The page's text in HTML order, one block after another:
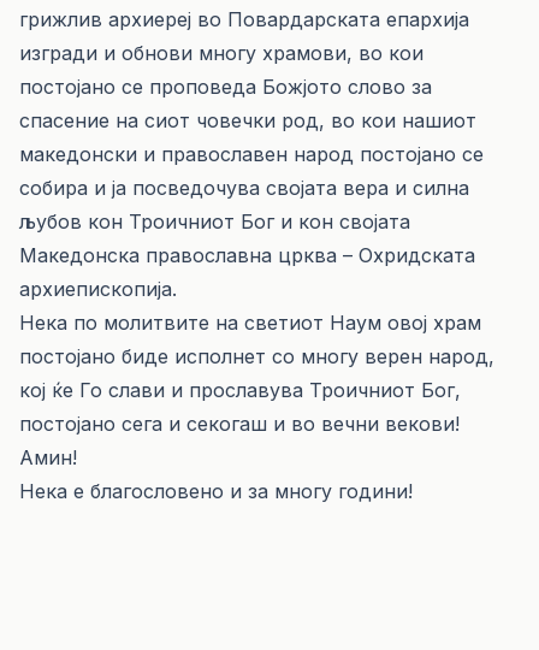
грижлив архиереј во Повардарската епархија
изгради и обнови многу храмови, во кои
постојано се проповеда Божјото слово за
спасение на сиот човечки род, во кои нашиот
македонски и православен народ постојано се
собира и ја посведочува својата вера и силна
љубов кон Троичниот Бог и кон својата
Македонска православна црква – Охридската
архиепископија.
Нека по молитвите на светиот Наум овој храм
постојано биде исполнет со многу верен народ,
кој ќе Го слави и прославува Троичниот Бог,
постојано сега и секогаш и во вечни векови!
Амин!
Нека е благословено и за многу години!